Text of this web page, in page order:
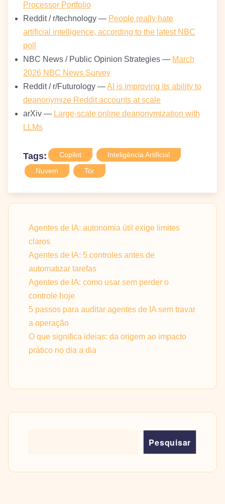
Processor Portfolio
Reddit / r/technology — People really hate
artificial intelligence, according to the latest NBC
poll
NBC News / Public Opinion Strategies — March
2026 NBC News Survey
Reddit / r/Futurology —AI is improving its ability to
deanonymize Reddit accounts at scale
arXiv — Large-scale online deanonymization with
LLMs
Tags: Copilot
Inteligência Artificial
Nuvem
Tor
Agentes de IA: autonomia útil exige limites
claros
Agentes de IA: 5 controles antes de
automatizar tarefas
Agentes de IA: como usar sem perder o
controle hoje
5 passos para auditar agentes de IA sem travar
a operação
O que significa ideias: da origem ao impacto
prático no dia a dia
Pesquisar